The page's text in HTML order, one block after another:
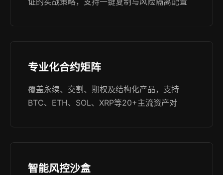
专业化合约矩阵
覆盖永续、交割、期权及结构化产品，支持
BTC、ETH、SOL、XRP等20+主流资产对
智能风控沙盒